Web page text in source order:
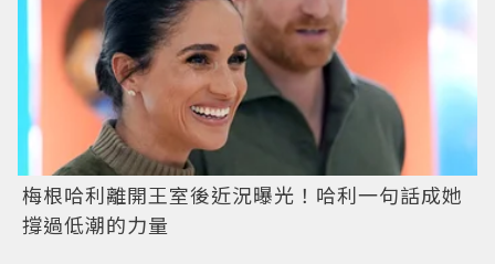
梅根哈利離開王室後近況曝光！哈利一句話成她
撐過低潮的力量